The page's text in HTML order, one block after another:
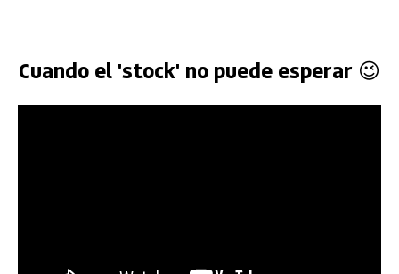
Cuando el 'stock' no puede esperar 😉